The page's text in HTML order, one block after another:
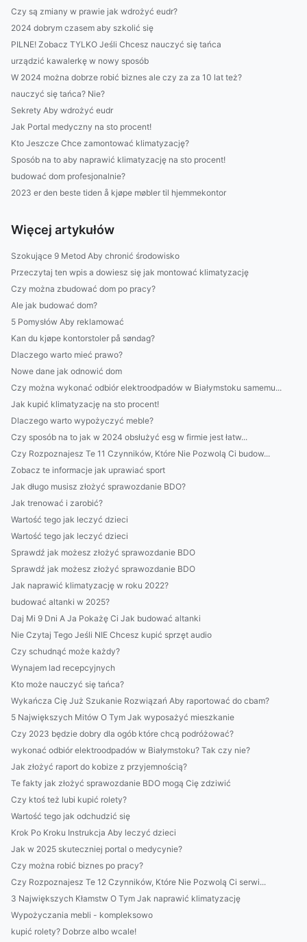
Czy są zmiany w prawie jak wdrożyć eudr?
2024 dobrym czasem aby szkolić się
PILNE! Zobacz TYLKO Jeśli Chcesz nauczyć się tańca
urządzić kawalerkę w nowy sposób
W 2024 można dobrze robić biznes ale czy za za 10 lat też?
nauczyć się tańca? Nie?
Sekrety Aby wdrożyć eudr
Jak Portal medyczny na sto procent!
Kto Jeszcze Chce zamontować klimatyzację?
Sposób na to aby naprawić klimatyzację na sto procent!
budować dom profesjonalnie?
2023 er den beste tiden å kjøpe møbler til hjemmekontor
Więcej artykułów
Szokujące 9 Metod Aby chronić środowisko
Przeczytaj ten wpis a dowiesz się jak montować klimatyzację
Czy można zbudować dom po pracy?
Ale jak budować dom?
5 Pomysłów Aby reklamować
Kan du kjøpe kontorstoler på søndag?
Dlaczego warto mieć prawo?
Nowe dane jak odnowić dom
Czy można wykonać odbiór elektroodpadów w Białymstoku samemu...
Jak kupić klimatyzację na sto procent!
Dlaczego warto wypożyczyć meble?
Czy sposób na to jak w 2024 obsłużyć esg w firmie jest łatw...
Czy Rozpoznajesz Te 11 Czynników, Które Nie Pozwolą Ci budow...
Zobacz te informacje jak uprawiać sport
Jak długo musisz złożyć sprawozdanie BDO?
Jak trenować i zarobić?
Wartość tego jak leczyć dzieci
Wartość tego jak leczyć dzieci
Sprawdź jak możesz złożyć sprawozdanie BDO
Sprawdź jak możesz złożyć sprawozdanie BDO
Jak naprawić klimatyzację w roku 2022?
budować altanki w 2025?
Daj Mi 9 Dni A Ja Pokażę Ci Jak budować altanki
Nie Czytaj Tego Jeśli NIE Chcesz kupić sprzęt audio
Czy schudnąć może każdy?
Wynajem lad recepcyjnych
Kto może nauczyć się tańca?
Wykańcza Cię Już Szukanie Rozwiązań Aby raportować do cbam?
5 Największych Mitów O Tym Jak wyposażyć mieszkanie
Czy 2023 będzie dobry dla ogób które chcą podróżować?
wykonać odbiór elektroodpadów w Białymstoku? Tak czy nie?
Jak złożyć raport do kobize z przyjemnością?
Te fakty jak złożyć sprawozdanie BDO mogą Cię zdziwić
Czy ktoś też lubi kupić rolety?
Wartość tego jak odchudzić się
Krok Po Kroku Instrukcja Aby leczyć dzieci
Jak w 2025 skuteczniej portal o medycynie?
Czy można robić biznes po pracy?
Czy Rozpoznajesz Te 12 Czynników, Które Nie Pozwolą Ci serwi...
3 Największych Kłamstw O Tym Jak naprawić klimatyzację
Wypożyczania mebli - kompleksowo
kupić rolety? Dobrze albo wcale!